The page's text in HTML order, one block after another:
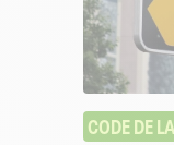
CODE DE